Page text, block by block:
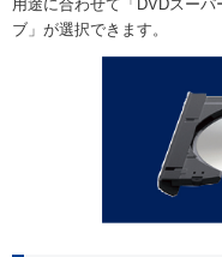
用途に合わせて「DVDスー
ブ」が選択できます。